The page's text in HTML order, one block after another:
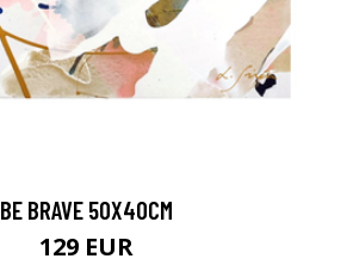
BE BRAVE 50X40CM
129 EUR